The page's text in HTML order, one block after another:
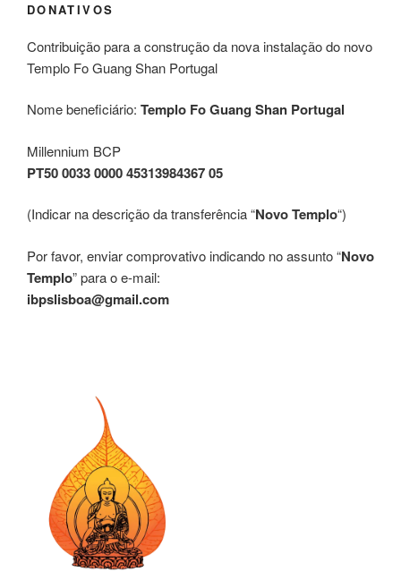
DONATIVOS
Contribuição para a construção da nova instalação do novo
Templo Fo Guang Shan Portugal
Nome beneficiário: Templo Fo Guang Shan Portugal
Millennium BCP
PT50 0033 0000 45313984367 05
(Indicar na descrição da transferência “Novo Templo“)
Por favor, enviar comprovativo indicando no assunto “Novo
Templo” para o e-mail:
ibpslisboa@gmail.com